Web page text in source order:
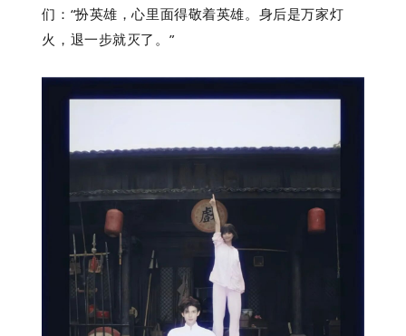
们：“扮英雄，心里面得敬着英雄。身后是万家灯
火，退一步就灭了。”